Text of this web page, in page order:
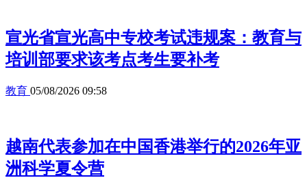
宣光省宣光高中专校考试违规案：教育与
培训部要求该考点考生要补考
教育 05/08/2026 09:58
越南代表参加在中国香港举行的2026年亚
洲科学夏令营